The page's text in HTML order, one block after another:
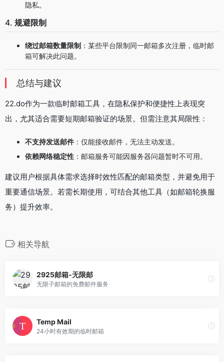
隐私。
4. 规避限制
绕过邮箱数量限制 ：某些平台限制同一邮箱多次注册，临时邮
箱可解决此问题。
总结与建议
22.do作为一款临时邮箱工具，在隐私保护和便捷性上表现突
出，尤其适合需要短期邮箱验证的场景。但需注意其局限性：
不支持发送邮件 ：仅能接收邮件，无法主动发送。
依赖网络稳定性 ：邮箱服务可能因服务器问题暂时不可用。
建议用户根据具体需求选择时效性匹配的邮箱类型，并避免用于
重要通信场景。若需长期使用，可结合其他工具（如邮箱轮换服
务）提升效率。
相关导航
2925邮箱-无限邮
无限子邮箱的免费邮件服务
Temp Mail
24小时有效期的临时邮箱